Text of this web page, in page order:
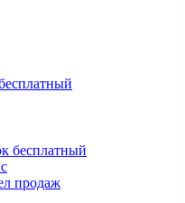
бесплатный
продаж